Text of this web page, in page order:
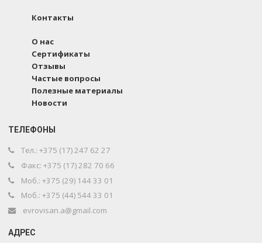
Контакты
О нас
Сертификаты
Отзывы
Частые вопросы
Полезные материалы
Новости
ТЕЛЕФОНЫ
Тел.: +375 (17) 247 62 27
Факс: +375 (17) 282 70 66
Моб.: +375 (29) 144 33 01
Моб.: +375 (44) 544 33 01
evrovisan.a@gmail.com
АДРЕС